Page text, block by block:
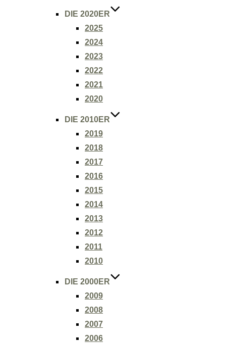
DIE 2020ER
2025
2024
2023
2022
2021
2020
DIE 2010ER
2019
2018
2017
2016
2015
2014
2013
2012
2011
2010
DIE 2000ER
2009
2008
2007
2006